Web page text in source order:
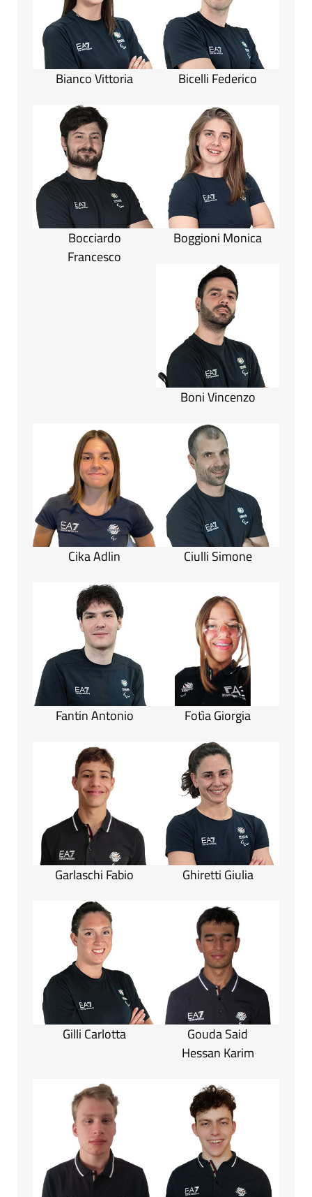
Bianco Vittoria Bicelli Federico
Bocciardo
Francesco
Boggioni Monica
Boni Vincenzo
Cika Adlin Ciulli Simone
Fantin Antonio Fotìa Giorgia
Garlaschi Fabio Ghiretti Giulia
Gilli Carlotta
Gouda Said
Hessan Karim